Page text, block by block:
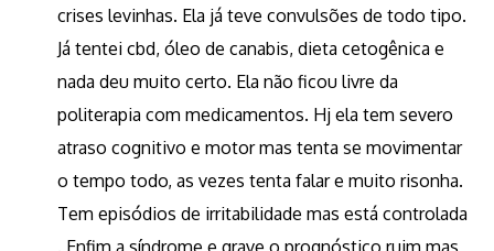
crises levinhas. Ela já teve convulsões de todo tipo.
Já tentei cbd, óleo de canabis, dieta cetogênica e
nada deu muito certo. Ela não ficou livre da
politerapia com medicamentos. Hj ela tem severo
atraso cognitivo e motor mas tenta se movimentar
o tempo todo, as vezes tenta falar e muito risonha.
Tem episódios de irritabilidade mas está controlada
. Enfim a síndrome e grave o prognóstico ruim mas